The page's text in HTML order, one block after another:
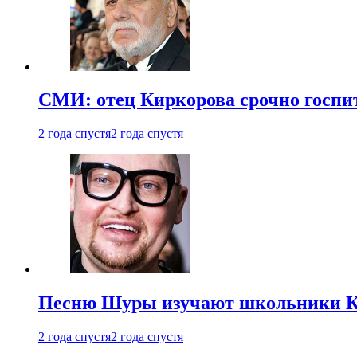
СМИ: отец Киркорова срочно
2 года спустя2 года спустя
Песню Шуры изучают школьники
2 года спустя2 года спустя